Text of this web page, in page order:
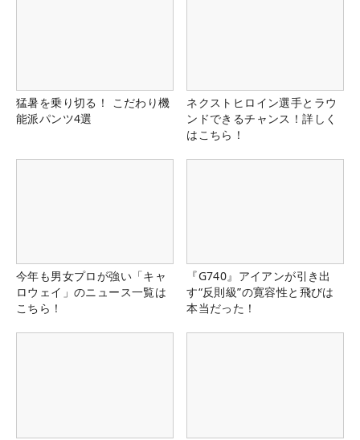
猛暑を乗り切る！ こだわり機
能派パンツ4選
ネクストヒロイン選手とラウ
ンドできるチャンス！詳しく
はこちら！
今年も男女プロが強い「キャ
ロウェイ」のニュース一覧は
こちら！
『G740』アイアンが引き出
す“反則級”の寛容性と飛びは
本当だった！